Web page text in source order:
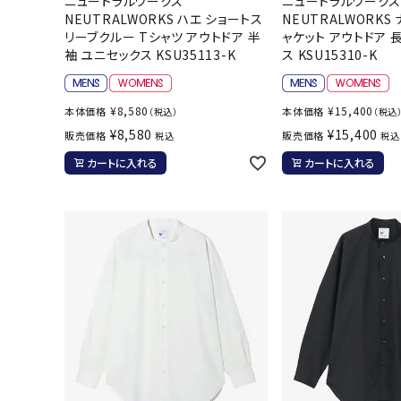
ボール（ハ
その他アク
メンズウォ
ウィメンズ
その他アク
NEUTRALWORKS ハエ ショートス
リーブクルー Tシャツ アウトドア 半
袖 ユニセックス KSU35113-K
本体価格 ¥8,580 （税込）
販売価格 ¥8,580 税込
カートに入れる
NEUTRALWORKS
ャケット アウトドア
ス KSU15310-K
本体価格 ¥15,400 （税込
販売価格 ¥15,400 税込
カートに入れる